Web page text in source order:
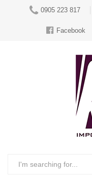
0905 223 817
Facebook